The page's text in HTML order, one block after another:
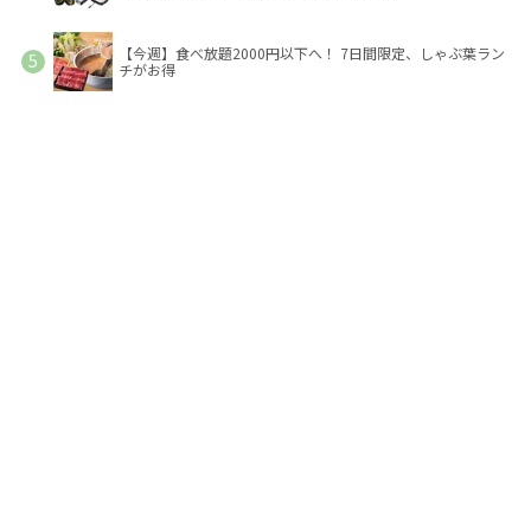
【今週】食べ放題2000円以下へ！ 7日間限定、しゃぶ葉ラン
チがお得